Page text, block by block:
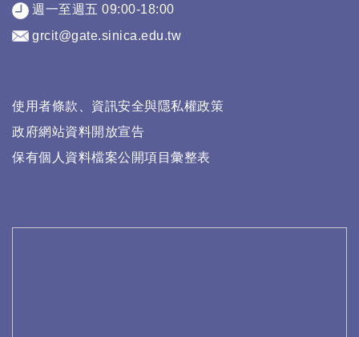
週一至週五 09:00-18:00
grcit@gate.sinica.edu.tw
使用者條款、資訊安全與隱私權政策
政府網站資料開放宣告
保有個人資料檔案公開項目彙整表